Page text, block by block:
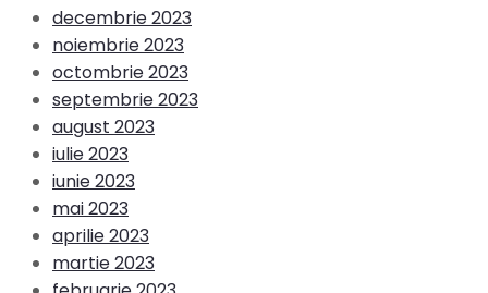
decembrie 2023
noiembrie 2023
octombrie 2023
septembrie 2023
august 2023
iulie 2023
iunie 2023
mai 2023
aprilie 2023
martie 2023